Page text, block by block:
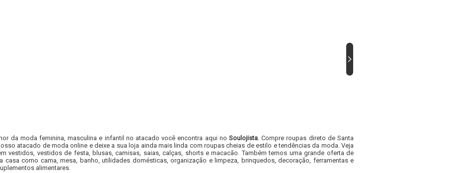
da moda feminina, masculina e infantil no atacado você encontra aqui no Soulojista. Compre roupas direto de Santa
atacado de moda online e deixe a sua loja ainda mais linda com roupas cheias de estilo e tendências da moda. Veja
vestidos, vestidos de festa, blusas, camisas, saias, calças, shorts e macacão. Também temos uma grande oferta de
casa como cama, mesa, banho, utilidades domésticas, organização e limpeza, brinquedos, decoração, ferramentas e
alimentares.